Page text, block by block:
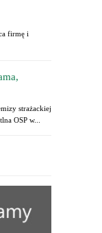
firmę i
strażackiej
OSP w...